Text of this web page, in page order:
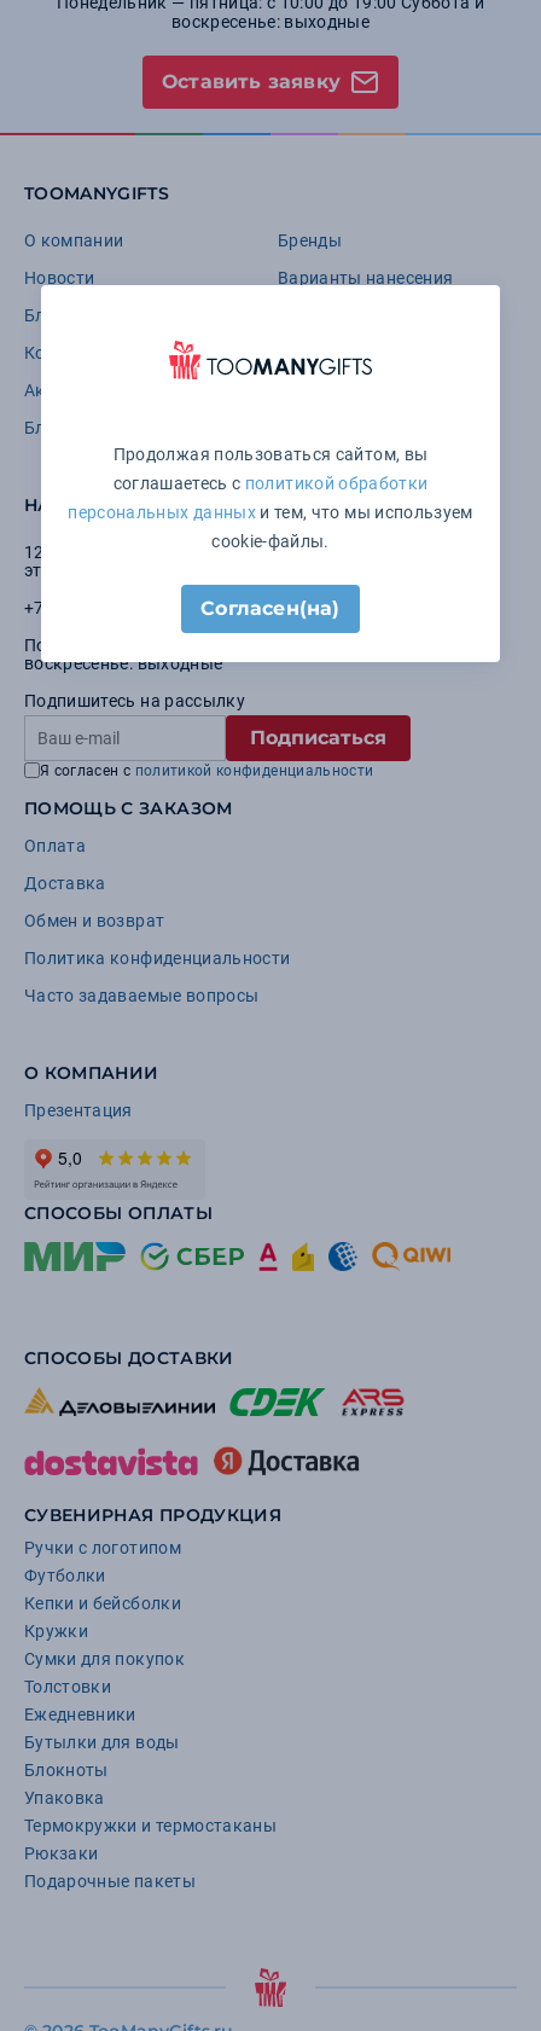
воскресенье: выходные
Оставить заявку
TOOMANYGIFTS
О компании
Новости
Блог
Контакты
Акции
Благодарности
Бренды
Варианты нанесения
НАШ ОФИС
125040
1-я ул. Ямского поля, дом 17, корпус 12,
этаж 1, оф. № 10
+7 (495) 646-15-52
Понедельник — пятница: с 10:00 до 19:00 Суббота и
воскресенье: выходные
Подпишитесь на рассылку
Подписаться
Я согласен с политикой конфиденциальности
ПОМОЩЬ С ЗАКАЗОМ
Оплата
Доставка
Обмен и возврат
Политика конфиденциальности
Часто задаваемые вопросы
О КОМПАНИИ
Презентация
СПОСОБЫ ОПЛАТЫ
СПОСОБЫ ДОСТАВКИ
СУВЕНИРНАЯ ПРОДУКЦИЯ
Ручки с логотипом
Футболки
Кепки и бейсболки
Кружки
Сумки для покупок
Толстовки
Ежедневники
Бутылки для воды
Блокноты
Упаковка
Термокружки и термостаканы
Рюкзаки
Подарочные пакеты
Продолжая пользоваться сайтом, вы
соглашаетесь с политикой обработки
персональных данныхи тем, что мы используем
cookie-файлы.
Согласен(на)